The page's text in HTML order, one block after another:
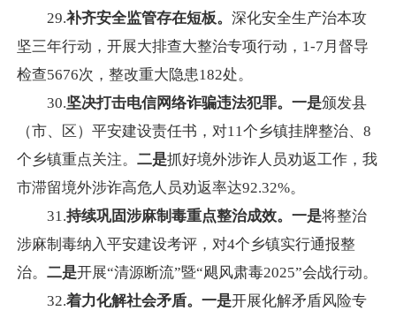
29.补齐安全监管存在短板。 深化安全生产治本攻
坚三年行动，开展大排查大整治专项行动，1-7月督导
检查5676次，整改重大隐患182处。
30.坚决打击电信网络诈骗违法犯罪。一是颁发县
（市、区）平安建设责任书，对11个乡镇挂牌整治、8
个乡镇重点关注。 二是抓好境外涉诈人员劝返工作，我
市滞留境外涉诈高危人员劝返率达92.32%。
31.持续巩固涉麻制毒重点整治成效。一是将整治
涉麻制毒纳入平安建设考评，对4个乡镇实行通报整
治。 二是开展“清源断流”暨“飓风肃毒2025”会战行动。
32.着力化解社会矛盾。一是开展化解矛盾风险专